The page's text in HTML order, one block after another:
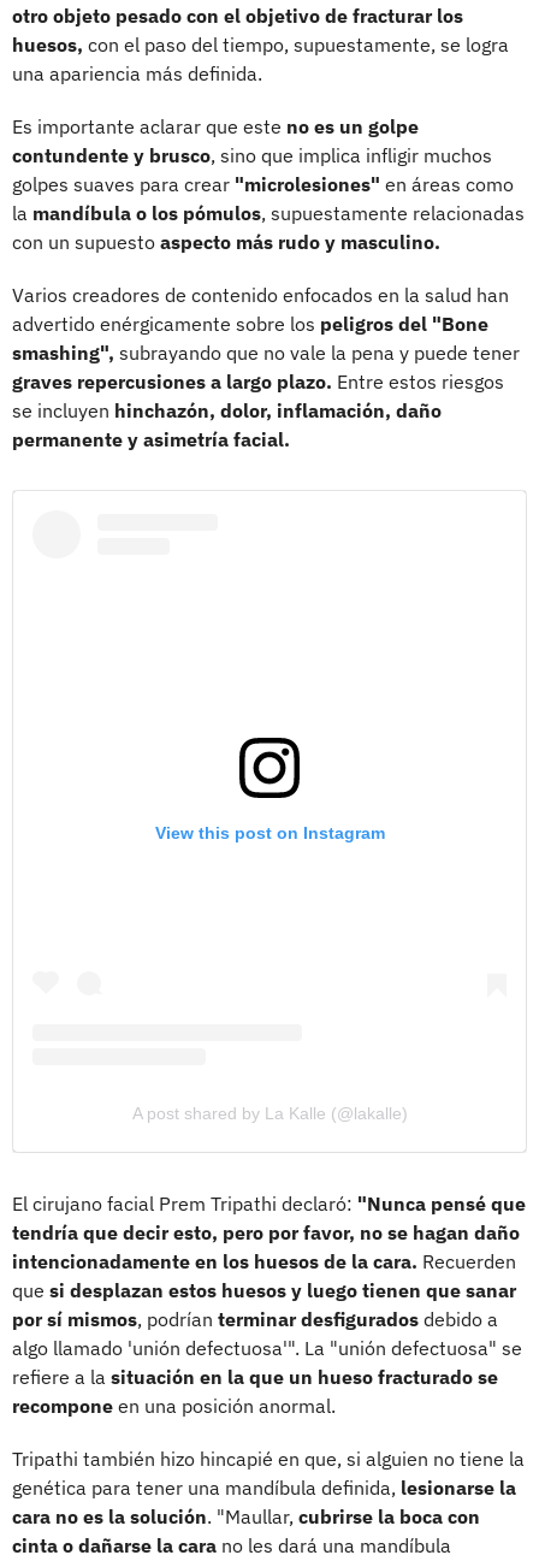
otro objeto pesado con el objetivo de fracturar los
huesos, con el paso del tiempo, supuestamente, se logra
una apariencia más definida.
Es importante aclarar que este no es un golpe
contundente y brusco, sino que implica infligir muchos
golpes suaves para crear "microlesiones" en áreas como
la mandíbula o los pómulos, supuestamente relacionadas
con un supuesto aspecto más rudo y masculino.
Varios creadores de contenido enfocados en la salud han
advertido enérgicamente sobre los peligros del "Bone
smashing", subrayando que no vale la pena y puede tener
graves repercusiones a largo plazo. Entre estos riesgos
se incluyen hinchazón, dolor, inflamación, daño
permanente y asimetría facial.
View this post on Instagram
A post shared by La Kalle (@lakalle)
El cirujano facial Prem Tripathi declaró: "Nunca pensé que
tendría que decir esto, pero por favor, no se hagan daño
intencionadamente en los huesos de la cara. Recuerden
que si desplazan estos huesos y luego tienen que sanar
por sí mismos, podrían terminar desfigurados debido a
algo llamado 'unión defectuosa'". La "unión defectuosa" se
refiere a la situación en la que un hueso fracturado se
recompone en una posición anormal.
Tripathi también hizo hincapié en que, si alguien no tiene la
genética para tener una mandíbula definida, lesionarse la
cara no es la solución. "Maullar, cubrirse la boca con
cinta o dañarse la cara no les dará una mandíbula